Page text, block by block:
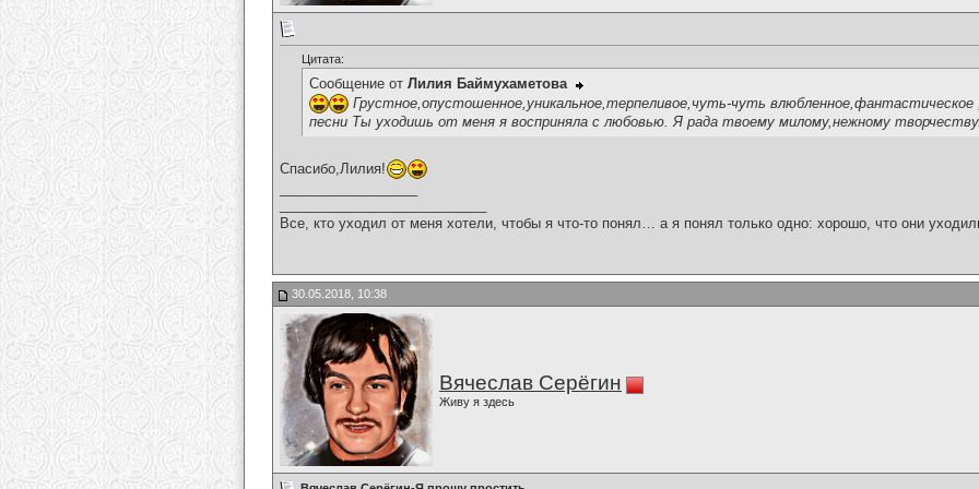
Цитата:
Сообщение от Лилия Баймухаметова
Грустное,опустошенное,уникальное,терпеливое,чуть-чуть влюбленное,фантастическое
песни Ты уходишь от меня я восприняла с любовью. Я рада твоему милому,нежному
Спасибо,Лилия!
Все, кто уходил от меня хотели, чтобы я что-то понял… а я понял только одно: хорошо, что они
30.05.2018, 10:38
Вячеслав Серёгин
Живу я здесь